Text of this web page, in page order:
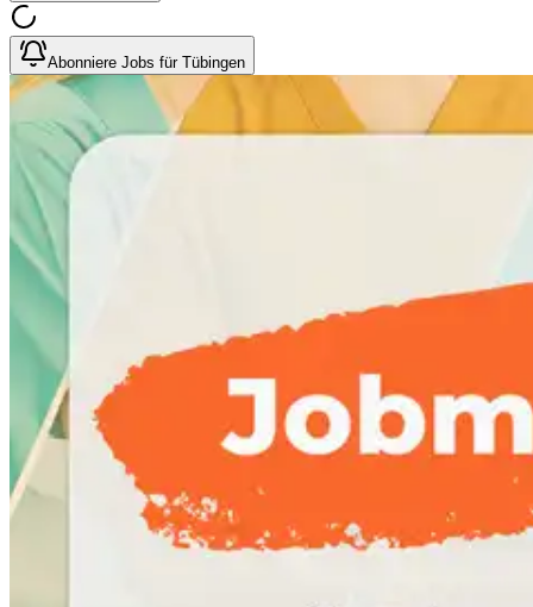
Abonniere Jobs für Tübingen